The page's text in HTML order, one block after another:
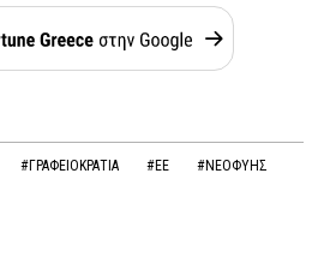
#ΓΡΑΦΕΙΟΚΡΑΤΙΑ #ΕΕ
#ΝΕΟΦΥΗΣ